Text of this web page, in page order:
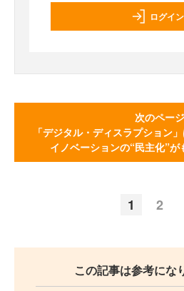
ログイン
次のページ
「デジタル・ディスラプション
イノベーションの“民主化”が
1 2
この記事は参考にな